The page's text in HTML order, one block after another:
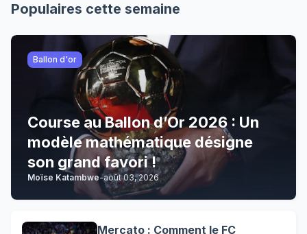
Populaires cette semaine
Ballon d'or
Course au Ballon d’Or 2026 : Un
modèle mathématique désigne
son grand favori !
Moïse Katambwe-août 03, 2026
Mercato : Comment le FC